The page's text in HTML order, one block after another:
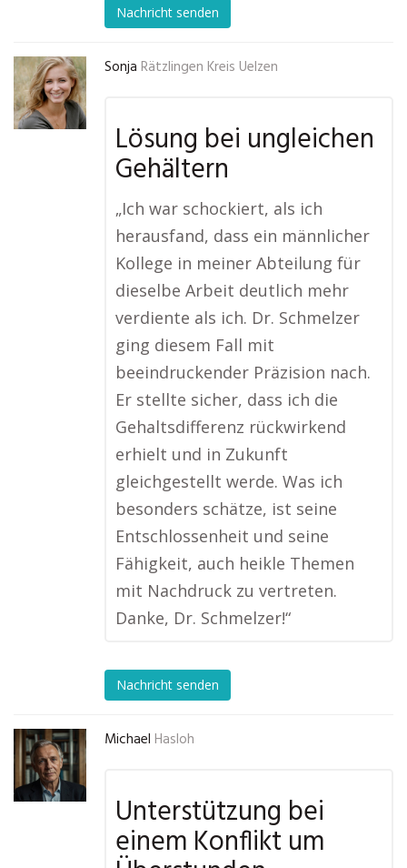
Nachricht senden
Sonja Rätzlingen Kreis Uelzen
Lösung bei ungleichen
Gehältern
„Ich war schockiert, als ich
herausfand, dass ein männlicher
Kollege in meiner Abteilung für
dieselbe Arbeit deutlich mehr
verdiente als ich. Dr. Schmelzer
ging diesem Fall mit
beeindruckender Präzision nach.
Er stellte sicher, dass ich die
Gehaltsdifferenz rückwirkend
erhielt und in Zukunft
gleichgestellt werde. Was ich
besonders schätze, ist seine
Entschlossenheit und seine
Fähigkeit, auch heikle Themen
mit Nachdruck zu vertreten.
Danke, Dr. Schmelzer!“
Nachricht senden
Michael Hasloh
Unterstützung bei
einem Konflikt um